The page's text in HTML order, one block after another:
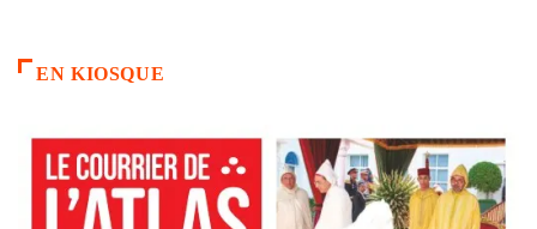
EN KIOSQUE